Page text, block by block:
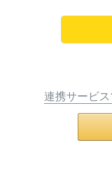
連携サービ